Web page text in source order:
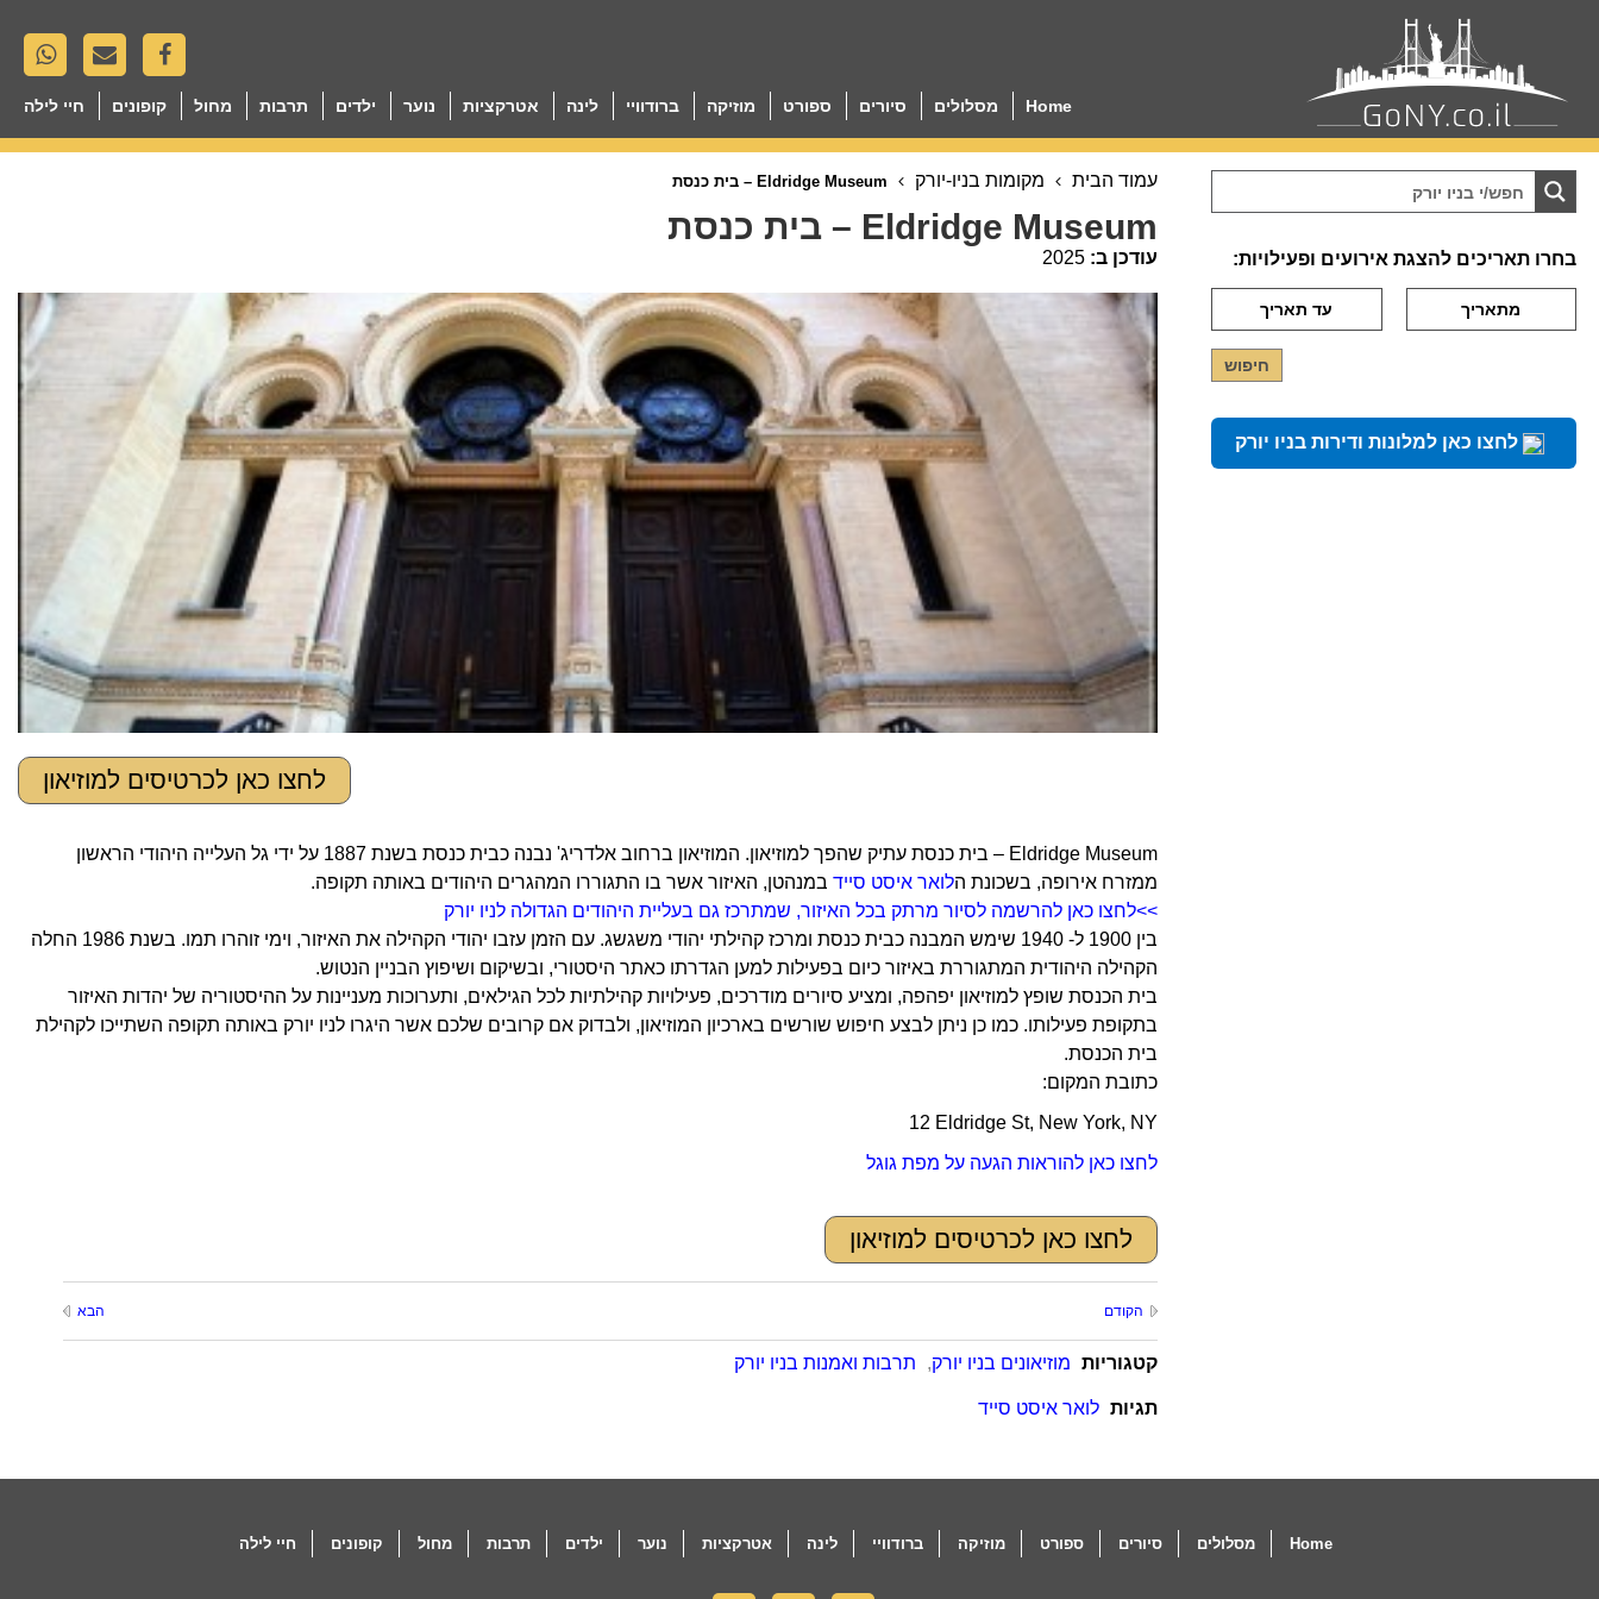
Home מסלולים סיורים ספורט מוזיקה ברודוויי לינה אטרקציות נוער ילדים תרבות מחול קופונים חיי לילה
עמוד הבית מקומות בניו-יורק
Eldridge Museum – בית כנסת
עודכן ב: 2025
לחצו כאן לכרטיסים למוזיאון
Eldridge Museum – בית כנסת עתיק שהפך למוזיאון. המוזיאון ברחוב אלדריג' נבנה כבית כנסת בשנת 1887 על ידי גל העלייה היהודי הראשון
ממזרח אירופה, בשכונת הלואר איסט סיידבמנהטן, האיזור אשר בו התגוררו המהגרים היהודים באותה תקופה.
>>לחצו כאן להרשמה לסיור מרתק בכל האיזור, שמתרכז גם בעליית היהודים הגדולה לניו יורק
בין 1900 ל- 1940 שימש המבנה כבית כנסת ומרכז קהילתי יהודי משגשג. עם הזמן עזבו יהודי הקהילה את האיזור, וימי זוהרו תמו. בשנת 1986 החלה
הקהילה היהודית המתגוררת באיזור כיום בפעילות למען הגדרתו כאתר היסטורי, ובשיקום ושיפוץ הבניין הנטוש.
בית הכנסת שופץ למוזיאון יפהפה, ומציע סיורים מודרכים, פעילויות קהילתיות לכל הגילאים, ותערוכות מעניינות על ההיסטוריה של יהדות האיזור
בתקופת פעילותו. כמו כן ניתן לבצע חיפוש שורשים בארכיון המוזיאון, ולבדוק אם קרובים שלכם אשר היגרו לניו יורק באותה תקופה השתייכו לקהילת
בית הכנסת.
כתובת המקום:
12 Eldridge St, New York, NY
לחצו כאן להוראות הגעה על מפת גוגל
לחצו כאן לכרטיסים למוזיאון
הקודם הבא
קטגוריות מוזיאונים בניו יורק, תרבות ואמנות בניו יורק
תגיות לואר איסט סייד
בחרו תאריכים להצגת אירועים ופעילויות:
לחצו כאן למלונות ודירות בניו יורק
Home מסלולים סיורים ספורט מוזיקה ברודוויי לינה אטרקציות נוער ילדים תרבות מחול קופונים חיי לילה